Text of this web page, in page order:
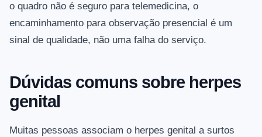
o quadro não é seguro para telemedicina, o
encaminhamento para observação presencial é um
sinal de qualidade, não uma falha do serviço.
Dúvidas comuns sobre herpes
genital
Muitas pessoas associam o herpes genital a surtos